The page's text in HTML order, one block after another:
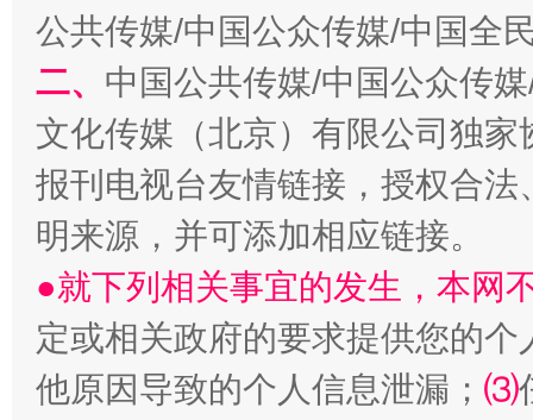
公共传媒/中国公众传媒/中国全
二、 中国公共传媒/中国公众传
文化传媒（北京）有限公司独
报刊电视台友情链接，授权合
明来源，并可添加相应链接。
●就下列相关事宜的发生，本网
定或相关政府的要求提供您的个
他原因导致的个人信息泄漏； ⑶